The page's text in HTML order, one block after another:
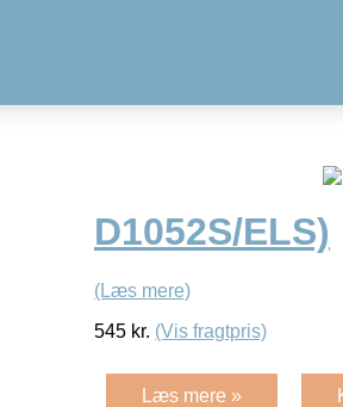
D1052S/ELS)
(Læs mere)
545 kr. (Vis fragtpris)
Læs mere »